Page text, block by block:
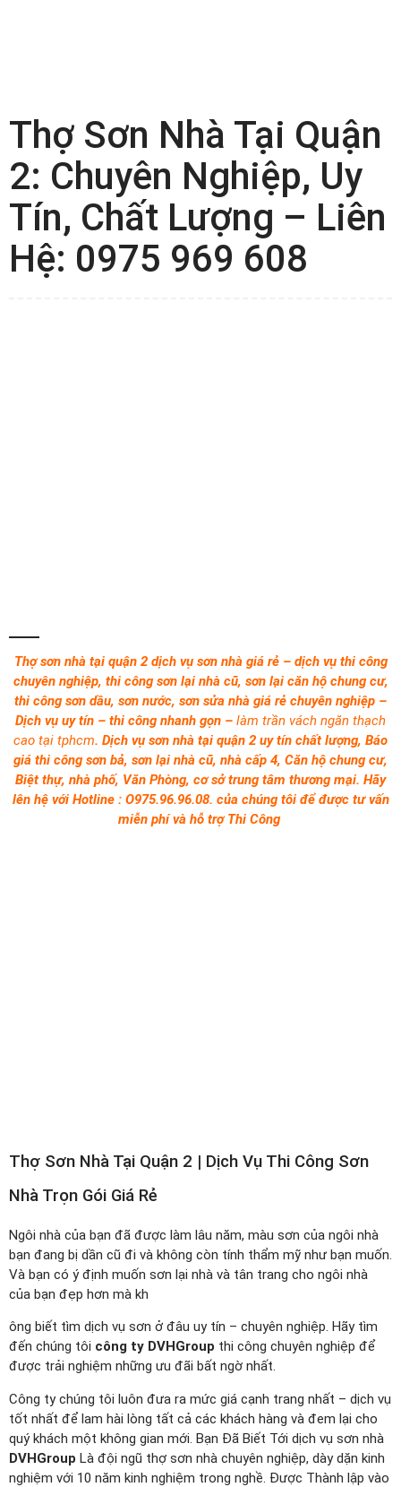
Thợ Sơn Nhà Tại Quận
2: Chuyên Nghiệp, Uy
Tín, Chất Lượng – Liên
Hệ: 0975 969 608
Thợ sơn nhà tại quận 2 dịch vụ sơn nhà giá rẻ – dịch vụ thi công
chuyên nghiệp, thi công sơn lại nhà cũ, sơn lại căn hộ chung cư,
thi công sơn dầu, sơn nước, sơn sửa nhà giá rẻ chuyên nghiệp –
Dịch vụ uy tín – thi công nhanh gọn – làm trần vách ngăn thạch
cao tại tphcm. Dịch vụ sơn nhà tại quận 2 uy tín chất lượng, Báo
giá thi công sơn bả, sơn lại nhà cũ, nhà cấp 4, Căn hộ chung cư,
Biệt thự, nhà phố, Văn Phòng, cơ sở trung tâm thương mại. Hãy
lên hệ với Hotline : O975.96.96.08. của chúng tôi để được tư vấn
miễn phí và hỗ trợ Thi Công
Thợ Sơn Nhà Tại Quận 2 | Dịch Vụ Thi Công Sơn
Nhà Trọn Gói Giá Rẻ
Ngôi nhà của bạn đã được làm lâu năm, màu sơn của ngôi nhà
bạn đang bị dần cũ đi và không còn tính thẩm mỹ như bạn muốn.
Và bạn có ý định muốn sơn lại nhà và tân trang cho ngôi nhà
của bạn đẹp hơn mà kh
ông biết tìm dịch vụ sơn ở đâu uy tín – chuyên nghiệp. Hãy tìm
đến chúng tôi công ty DVHGroup thi công chuyên nghiệp để
được trải nghiệm những ưu đãi bất ngờ nhất.
Công ty chúng tôi luôn đưa ra mức giá cạnh trang nhất – dịch vụ
tốt nhất để lam hài lòng tất cả các khách hàng và đem lại cho
quý khách một không gian mới. Bạn Đã Biết Tới dịch vụ sơn nhà
DVHGroup Là đội ngũ thợ sơn nhà chuyên nghiệp, dày dặn kinh
nghiệm với 10 năm kinh nghiệm trong nghề. Được Thành lập vào